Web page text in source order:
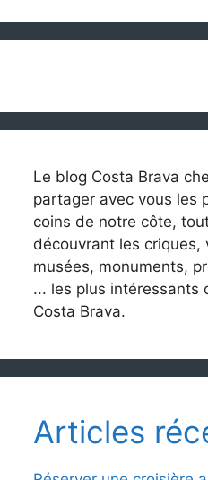
Le blog Costa Brava
partager avec vous les
coins de notre côte,
découvrant les criques,
musées, monuments,
... les plus intéressants
Costa Brava.
Articles